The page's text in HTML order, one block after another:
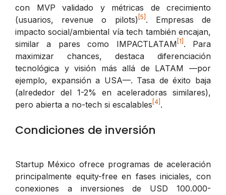
con MVP validado y métricas de crecimiento
(usuarios, revenue o pilots) [5] . Empresas de
impacto social/ambiental vía tech también encajan,
similar a pares como IMPACTLATAM [1] . Para
maximizar chances, destaca diferenciación
tecnológica y visión más allá de LATAM —por
ejemplo, expansión a USA—. Tasa de éxito baja
(alrededor del 1-2% en aceleradoras similares),
pero abierta a no-tech si escalables [4] .
Condiciones de inversión
Startup México ofrece programas de aceleración
principalmente equity-free en fases iniciales, con
conexiones a inversiones de USD 100.000-